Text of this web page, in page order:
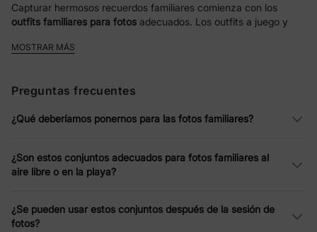
Capturar hermosos recuerdos familiares comienza con los
outfits familiares para fotos adecuados. Los outfits a juego y
tu familia luzca coordinada sin sentirse exagerada. Desde
tiempo ser cómodos durante todo el día.
Outfits familiares a juego que se ven
naturales en cámara
Nuestrosoutfits familiares a juego para fotos
telas consistentes que se ven bien juntas sin ser idénticas.
Encontrarás texturas suaves, materiales transpirables y detalles
MOSTRAR MÁS
Preguntas frecuentes
¿Qué deberíamos ponernos para las fotos familiares?
¿Son estos conjuntos adecuados para fotos familiares al
aire libre o en la playa?
¿Se pueden usar estos conjuntos después de la sesión de
fotos?